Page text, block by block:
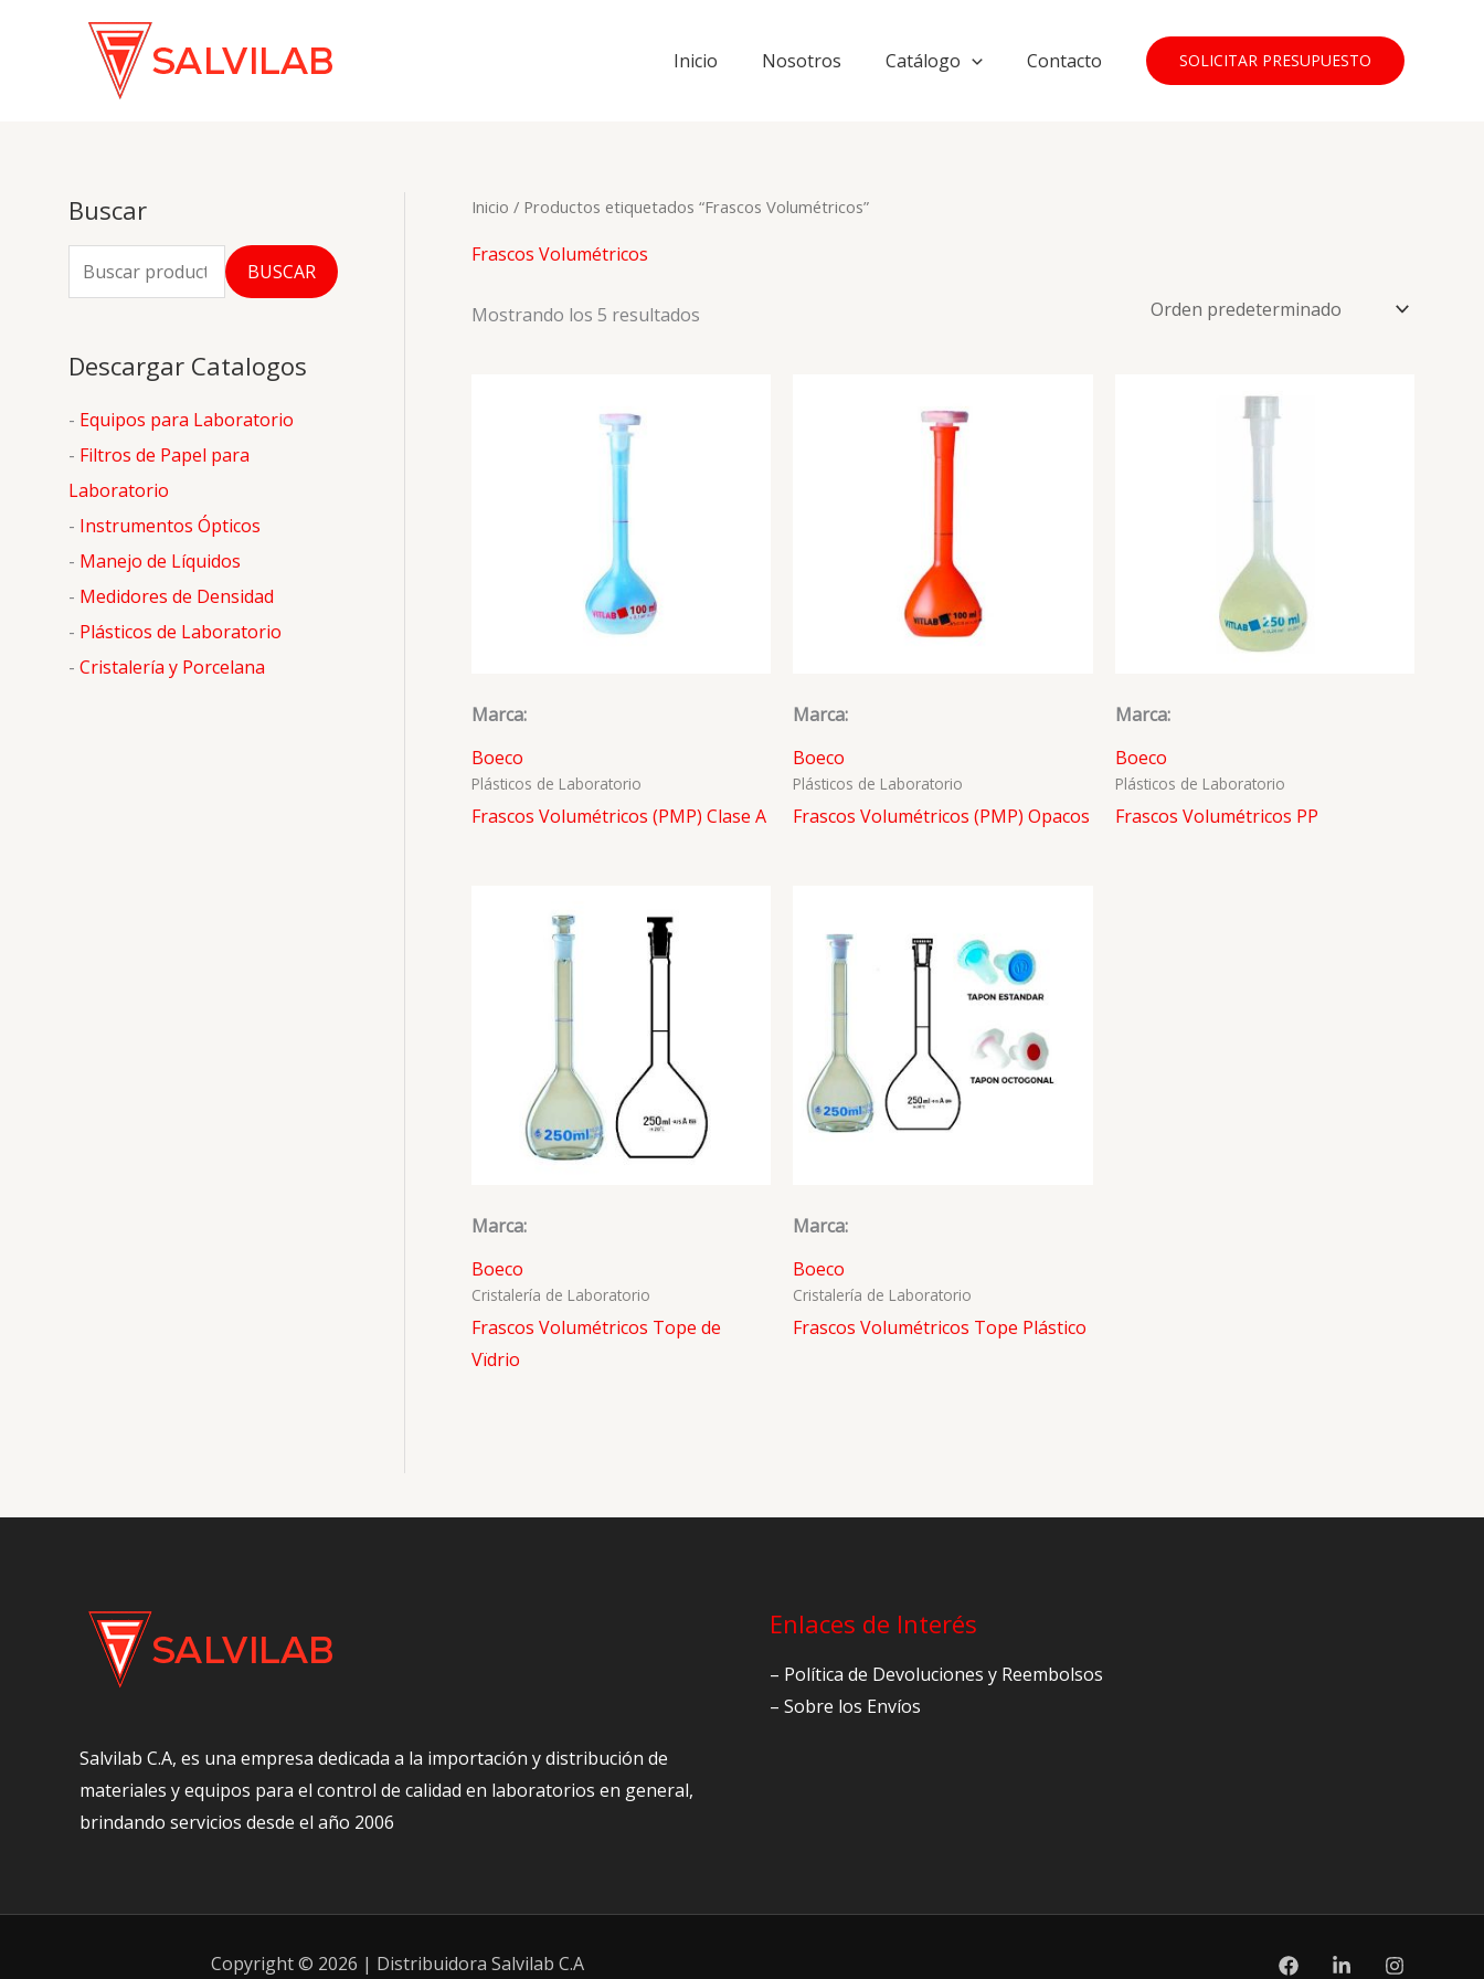
Inicio Nosotros Catálogo Contacto SOLICITAR PRESUPUESTO
Buscar
u
c
BUSCAR
Descargar Catalogos
- Equipos para Laboratorio
- Filtros de Papel para
Laboratorio
- Instrumentos Ópticos
- Manejo de Líquidos
- Medidores de Densidad
- Plásticos de Laboratorio
- Cristalería y Porcelana
Inicio / Productos etiquetados “Frascos Volumétricos”
Frascos Volumétricos
Mostrando los 5 resultados
Marca:
Boeco
Plásticos de Laboratorio
Frascos Volumétricos (PMP) Clase A
Marca:
Boeco
Plásticos de Laboratorio
Frascos Volumétricos (PMP) Opacos
Marca:
Boeco
Plásticos de Laboratorio
Frascos Volumétricos PP
Marca:
Boeco
Cristalería de Laboratorio
Frascos Volumétricos Tope de
Vïdrio
Marca:
Boeco
Cristalería de Laboratorio
Frascos Volumétricos Tope Plástico
Salvilab C.A, es una empresa dedicada a la importación y distribución de
materiales y equipos para el control de calidad en laboratorios en general,
brindando servicios desde el año 2006
Enlaces de Interés
– Política de Devoluciones y Reembolsos
– Sobre los Envíos
Copyright © 2026 | Distribuidora Salvilab C.A